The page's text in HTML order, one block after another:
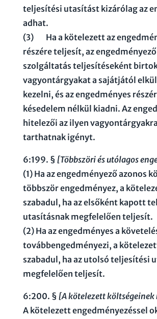
teljesítési utasítást kizárólag az
adhat.
(3)62
Ha a kötelezett az
részére teljesít, az
szolgáltatás teljesítéseként
vagyontárgyakat a sajátjától
kezelni, és az engedményes
késedelem nélkül kiadni. Az
hitelezői az ilyen
tarthatnak igényt.
6:199. § [Többszöri és utólagos
(1) Ha az engedményező azonos
többször engedményez, a
szabadul, ha az elsőként kapott
utasításnak megfelelően teljesít.
(2) Ha az engedményes a
továbbengedményezi, a
szabadul, ha az utolsó teljesítési
megfelelően teljesít.
6:200. § [A kötelezett költségeinek
A kötelezett engedményezéssel